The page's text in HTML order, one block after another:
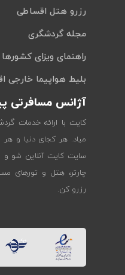
رزرو هتل اقساطی
مجله گردشگری
راهنمای ویزای کشورها
بلیط هواپیما خارجی
آژانس مسافرتی
کایت با ارائه خدمات
میاد. هر کجای دنیا و
سایت کایت آنلاین شو و
چارتر، هتل و تورهای
رزرو کن.